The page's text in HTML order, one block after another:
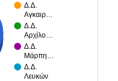
Δ.Δ.
Αγκαιρ…
Δ.Δ.
Αρχίλο…
Δ.Δ.
Μάρπη…
Δ.Δ.
Λευκών